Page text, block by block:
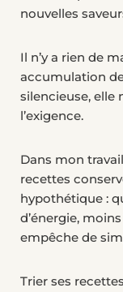
nouvelles
Il n’y a rien de
accumulation
silencieuse, elle
l’exigence.
Dans mon
recettes
hypothétique :
d’énergie,
empêche de
Trier ses